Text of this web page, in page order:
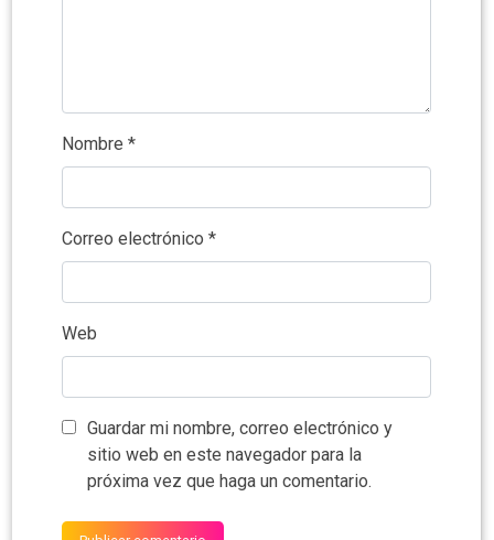
Nombre *
Correo electrónico *
Web
Guardar mi nombre, correo electrónico y
sitio web en este navegador para la
próxima vez que haga un comentario.